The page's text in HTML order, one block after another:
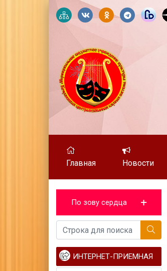
Главная Новости
По зову сердца
ИНТЕРНЕТ-ПРИЕМНАЯ